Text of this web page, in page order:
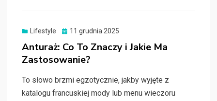
Lifestyle
Posted
11 grudnia 2025
Anturaż: Co To Znaczy i Jakie Ma
Zastosowanie?
To słowo brzmi egzotycznie, jakby wyjęte z
katalogu francuskiej mody lub menu wieczoru